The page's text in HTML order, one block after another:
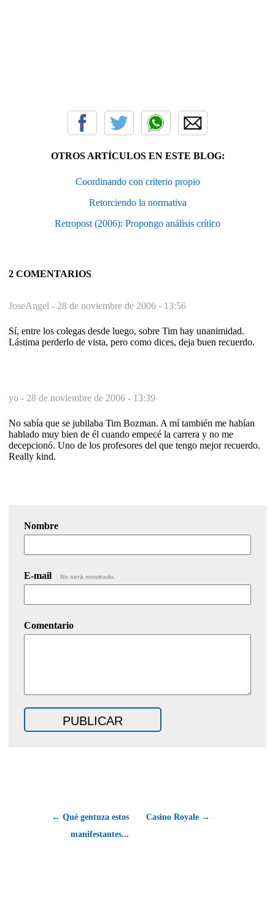
OTROS ARTÍCULOS EN ESTE BLOG:
Coordinando con criterio propio
Retorciendo la normativa
Retropost (2006): Propongo análisis crítico
2 COMENTARIOS
JoseAngel - 28 de noviembre de 2006 - 13:56
Sí, entre los colegas desde luego, sobre Tim hay unanimidad.
Lástima perderlo de vista, pero como dices, deja buen recuerdo.
yo - 28 de noviembre de 2006 - 13:39
No sabía que se jubilaba Tim Bozman. A mí también me habían
hablado muy bien de él cuando empecé la carrera y no me
decepcionó. Uno de los profesores del que tengo mejor recuerdo.
Really kind.
Nombre
E-mail No será mostrado.
Comentario
← Qué gentuza estos
manifestantes...
Casino Royale →